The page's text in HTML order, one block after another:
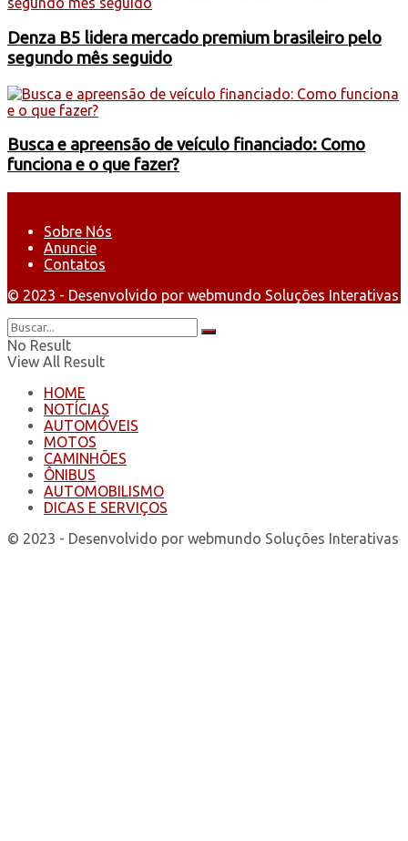
Denza B5 lidera mercado premium brasileiro pelo
segundo mês seguido
Busca e apreensão de veículo financiado: Como
funciona e o que fazer?
Sobre Nós
Anuncie
Contatos
© 2023 - Desenvolvido por webmundo Soluções Interativas
No Result
View All Result
HOME
NOTÍCIAS
AUTOMÓVEIS
MOTOS
CAMINHÕES
ÔNIBUS
AUTOMOBILISMO
DICAS E SERVIÇOS
© 2023 - Desenvolvido por webmundo Soluções Interativas